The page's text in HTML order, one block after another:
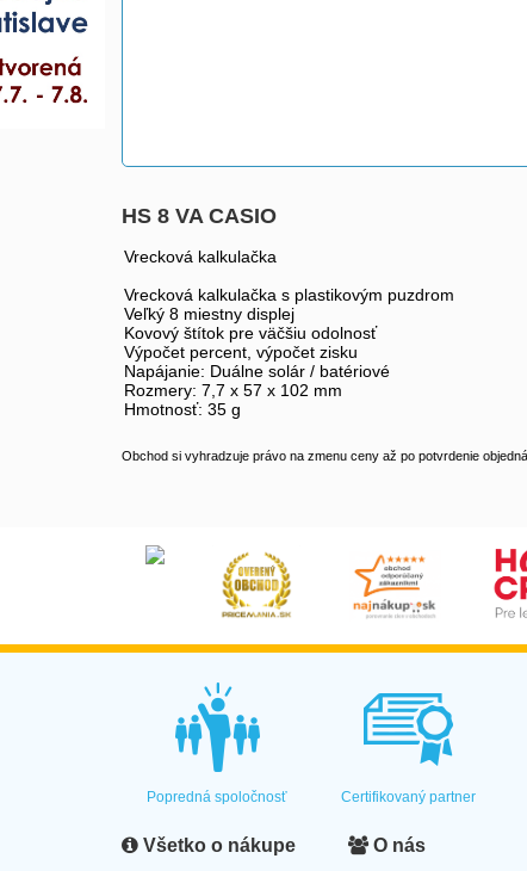
HS 8 VA CASIO
Vrecková kalkulačka
Vrecková kalkulačka s plastikovým puzdrom
Veľký 8 miestny displej
Kovový štítok pre väčšiu odolnosť
Výpočet percent, výpočet zisku
Napájanie: Duálne solár / batériové
Rozmery: 7,7 x 57 x 102 mm
Hmotnosť: 35 g
Obchod si vyhradzuje právo na zmenu ceny až po potvrdenie
Popredná spoločnosť Certifikovaný partner
Všetko o nákupe O nás